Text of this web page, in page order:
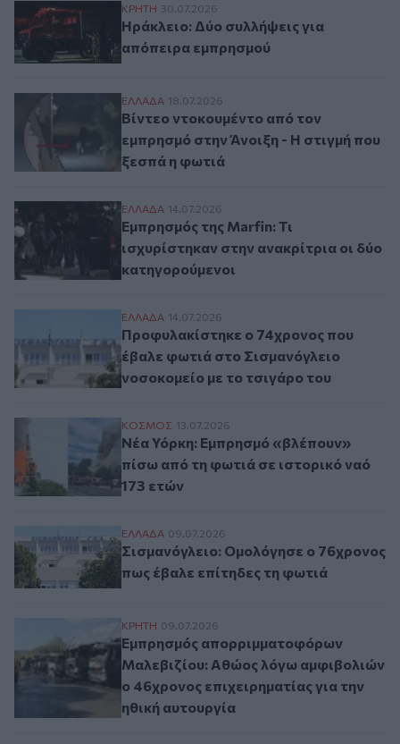
Ηράκλειο: Δύο συλλήψεις για απόπειρα
ΚΡΗΤΗ 30.07.2026
Ηράκλειο: Δύο συλλήψεις για
απόπειρα εμπρησμού
Βίντεο ντοκουμέντο από τον εμπρησμό
ΕΛΛAΔΑ 18.07.2026
Βίντεο ντοκουμέντο από τον
εμπρησμό στην Άνοιξη - Η στιγμή που
ξεσπά η φωτιά
Εμπρησμός της Marfin: Τι ισχυρίστηκαν
ΕΛΛAΔΑ 14.07.2026
Εμπρησμός της Marfin: Τι
ισχυρίστηκαν στην ανακρίτρια οι δύο
κατηγορούμενοι
Προφυλακίστηκε ο 74χρονος που έβαλε
ΕΛΛAΔΑ 14.07.2026
Προφυλακίστηκε ο 74χρονος που
έβαλε φωτιά στο Σισμανόγλειο
νοσοκομείο με το τσιγάρο του
Νέα Υόρκη: Εμπρησμό «βλέπουν» πίσω
ΚΟΣΜΟΣ 13.07.2026
Νέα Υόρκη: Εμπρησμό «βλέπουν»
πίσω από τη φωτιά σε ιστορικό ναό
173 ετών
Σισμανόγλειο: Ομολόγησε ο 76χρονος
ΕΛΛAΔΑ 09.07.2026
Σισμανόγλειο: Ομολόγησε ο 76χρονος
πως έβαλε επίτηδες τη φωτιά
Εμπρησμός απορριμματοφόρων
ΚΡΗΤΗ 09.07.2026
Εμπρησμός απορριμματοφόρων
Μαλεβιζίου: Αθώος λόγω αμφιβολιών
ο 46χρονος επιχειρηματίας για την
ηθική αυτουργία